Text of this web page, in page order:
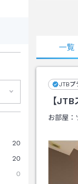
20
20
0
一覧
JTBプ
【
お部屋：